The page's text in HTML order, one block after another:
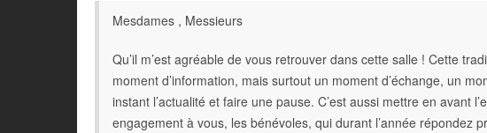
Mesdames , Messieurs
Qu’il m’est agréable de vous retrouver dans cette salle ! Cette
moment d’information, mais surtout un moment d’échange, un
instant l’actualité et faire une pause. C’est aussi mettre en avant
engagement à vous, les bénévoles, qui durant l’année répondez